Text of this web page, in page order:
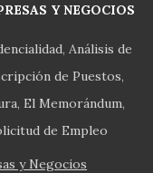
Y NEGOCIOS
Análisis de
de Puestos
El Memorándum
de Empleo
y Negocios